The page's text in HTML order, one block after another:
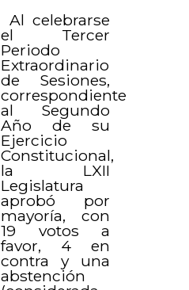
Al celebrarse
el Tercer
Periodo
Extraordinario
de Sesiones,
correspondiente
al Segundo
Año de su
Ejercicio
Constitucional,
la LXII
Legislatura
aprobó por
mayoría, con
19 votos a
favor, 4 en
contra y una
abstención